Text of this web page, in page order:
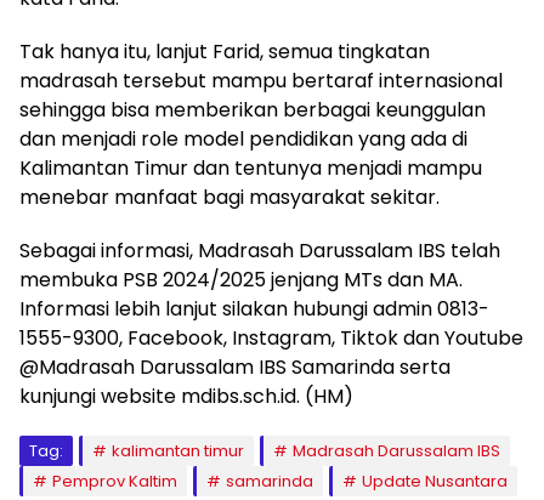
Tak hanya itu, lanjut Farid, semua tingkatan
madrasah tersebut mampu bertaraf internasional
sehingga bisa memberikan berbagai keunggulan
dan menjadi role model pendidikan yang ada di
Kalimantan Timur dan tentunya menjadi mampu
menebar manfaat bagi masyarakat sekitar.
Sebagai informasi, Madrasah Darussalam IBS telah
membuka PSB 2024/2025 jenjang MTs dan MA.
Informasi lebih lanjut silakan hubungi admin 0813-
1555-9300, Facebook, Instagram, Tiktok dan Youtube
@Madrasah Darussalam IBS Samarinda serta
kunjungi website mdibs.sch.id. (HM)
Tag: kalimantan timur
Madrasah Darussalam IBS
Pemprov Kaltim
samarinda Update Nusantara